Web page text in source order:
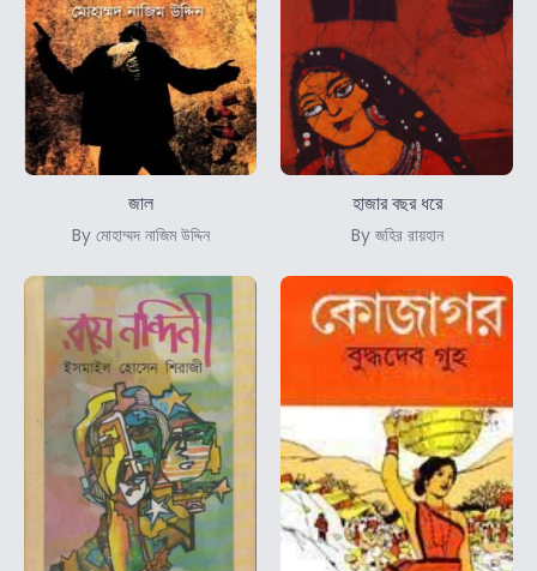
জাল
By মোহাম্মদ নাজিম উদ্দিন
হাজার বছর ধরে
By জহির রায়হান